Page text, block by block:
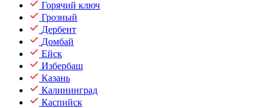
Горячий ключ
Грозный
Дербент
Домбай
Ейск
Избербаш
Казань
Калининград
Каспийск